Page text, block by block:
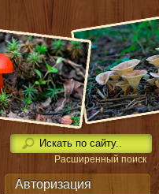
Расширенный поиск
Авторизация